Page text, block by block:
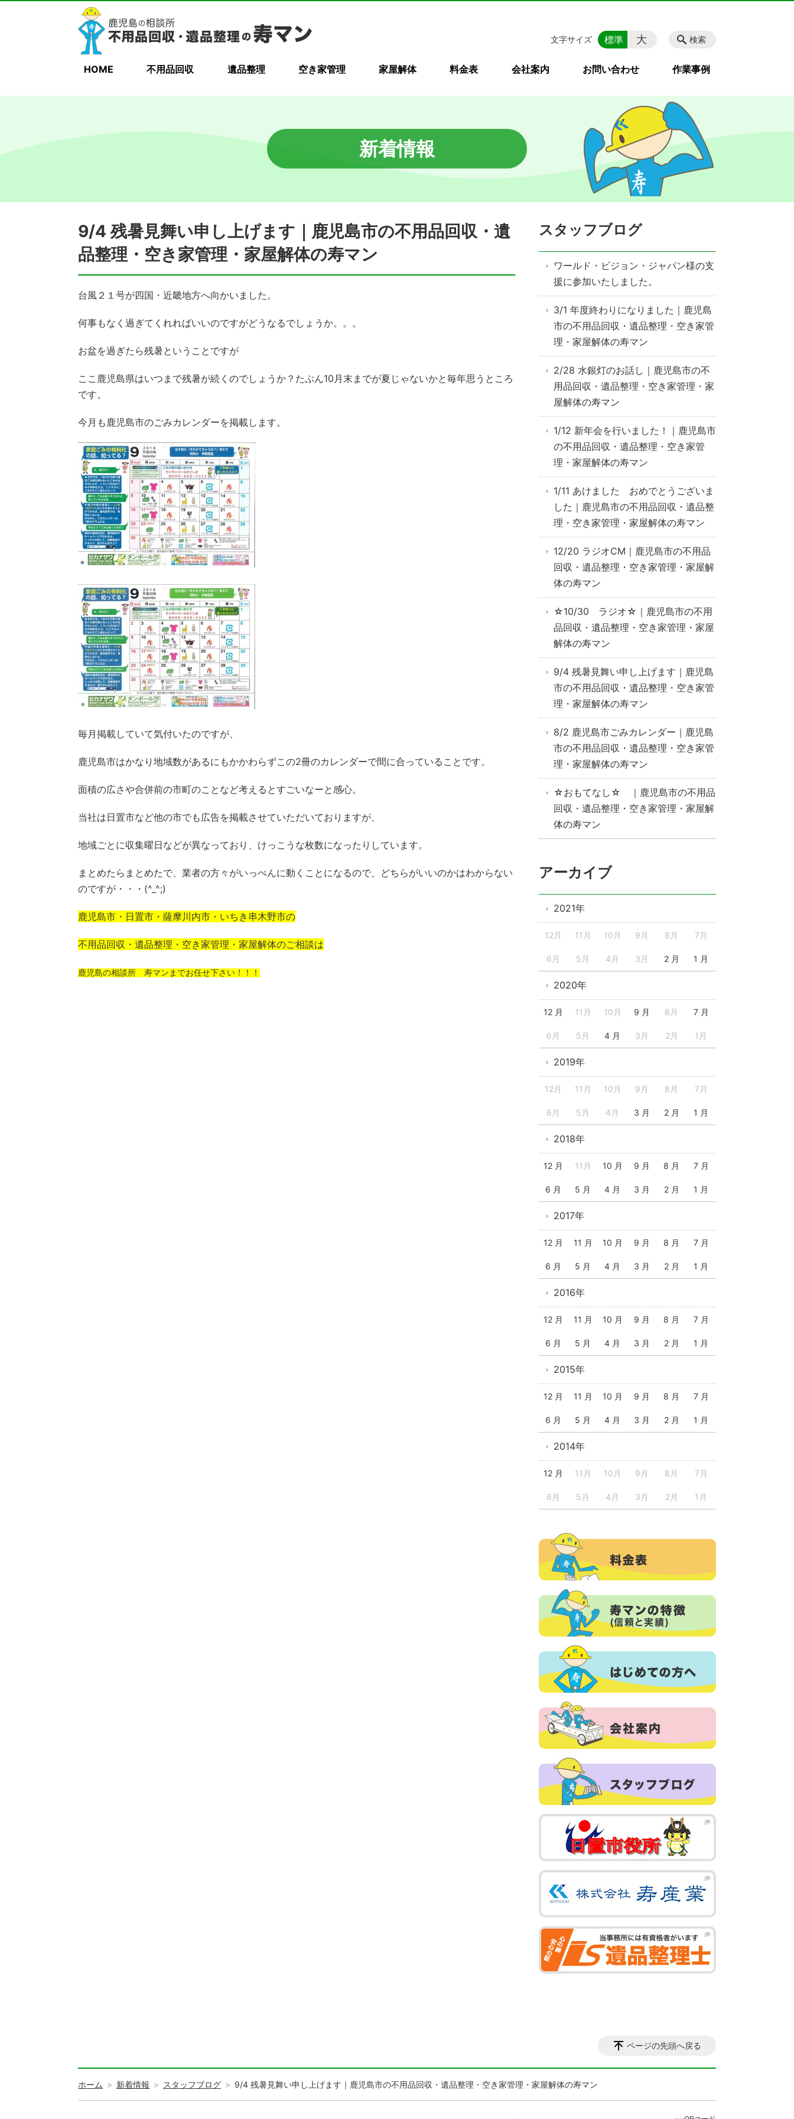
HOME 不用品回収 遺品整理 空き家管理 家屋解体 料金表 会社案内 お問い合わせ 作業事例
検索
文字サイズ 標準 大
新着情報
9/4 残暑見舞い申し上げます｜鹿児島市の不用品回収・遺
品整理・空き家管理・家屋解体の寿マン
台風２１号が四国・近畿地方へ向かいました。
何事もなく過ぎてくれればいいのですがどうなるでしょうか。。。
お盆を過ぎたら残暑ということですが
ここ鹿児島県はいつまで残暑が続くのでしょうか？たぶん10月末までが夏じゃないかと毎年思うところ
です。
今月も鹿児島市のごみカレンダーを掲載します。
毎月掲載していて気付いたのですが、
鹿児島市はかなり地域数があるにもかかわらずこの2冊のカレンダーで間に合っていることです。
面積の広さや合併前の市町のことなど考えるとすごいなーと感心。
当社は日置市など他の市でも広告を掲載させていただいておりますが、
地域ごとに収集曜日などが異なっており、けっこうな枚数になったりしています。
まとめたらまとめたで、業者の方々がいっぺんに動くことになるので、どちらがいいのかはわからない
のですが・・・(^_^;)
鹿児島市・日置市・薩摩川内市・いちき串木野市の
不用品回収・遺品整理・空き家管理・家屋解体のご相談は
鹿児島の相談所 寿マンまでお任せ下さい！！！
スタッフブログ
ワールド・ビジョン・ジャパン様の支
援に参加いたしました。
3/1 年度終わりになりました｜鹿児島
市の不用品回収・遺品整理・空き家管
理・家屋解体の寿マン
2/28 水銀灯のお話し｜鹿児島市の不
用品回収・遺品整理・空き家管理・家
屋解体の寿マン
1/12 新年会を行いました！｜鹿児島市
の不用品回収・遺品整理・空き家管
理・家屋解体の寿マン
1/11 あけました おめでとうございま
した｜鹿児島市の不用品回収・遺品整
理・空き家管理・家屋解体の寿マン
12/20 ラジオCM｜鹿児島市の不用品
回収・遺品整理・空き家管理・家屋解
体の寿マン
☆10/30 ラジオ☆｜鹿児島市の不用
品回収・遺品整理・空き家管理・家屋
解体の寿マン
9/4 残暑見舞い申し上げます｜鹿児島
市の不用品回収・遺品整理・空き家管
理・家屋解体の寿マン
8/2 鹿児島市ごみカレンダー｜鹿児島
市の不用品回収・遺品整理・空き家管
理・家屋解体の寿マン
☆おもてなし☆ ｜鹿児島市の不用品
回収・遺品整理・空き家管理・家屋解
体の寿マン
アーカイブ
2021年
12月 11月 10月 9月 8月 7月
6月 5月 4月 3月 2 月 1 月
2020年
12 月 11月 10月 9 月 8月 7 月
6月 5月 4 月 3月 2月 1月
2019年
12月 11月 10月 9月 8月 7月
6月 5月 4月 3 月 2 月 1 月
2018年
12 月 11月 10 月 9 月 8 月 7 月
6 月 5 月 4 月 3 月 2 月 1 月
2017年
12 月 11 月 10 月 9 月 8 月 7 月
6 月 5 月 4 月 3 月 2 月 1 月
2016年
12 月 11 月 10 月 9 月 8 月 7 月
6 月 5 月 4 月 3 月 2 月 1 月
2015年
12 月 11 月 10 月 9 月 8 月 7 月
6 月 5 月 4 月 3 月 2 月 1 月
2014年
12 月 11月 10月 9月 8月 7月
6月 5月 4月 3月 2月 1月
ページの先頭へ戻る
ホーム 新着情報 スタッフブログ 9/4 残暑見舞い申し上げます｜鹿児島市の不用品回収・遺品整理・空き家管理・家屋解体の寿マン